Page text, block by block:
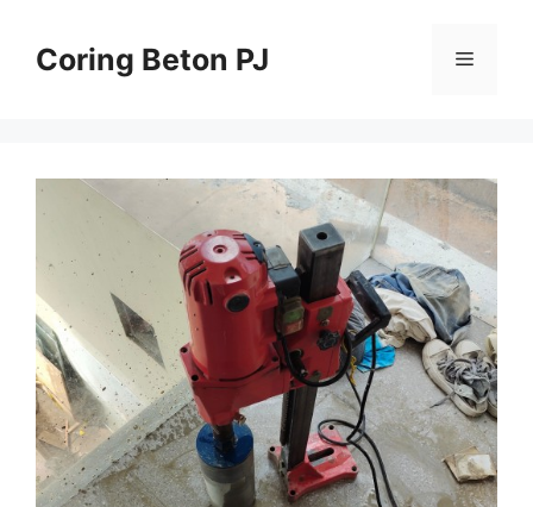
contentCoring Beton PJ Menu